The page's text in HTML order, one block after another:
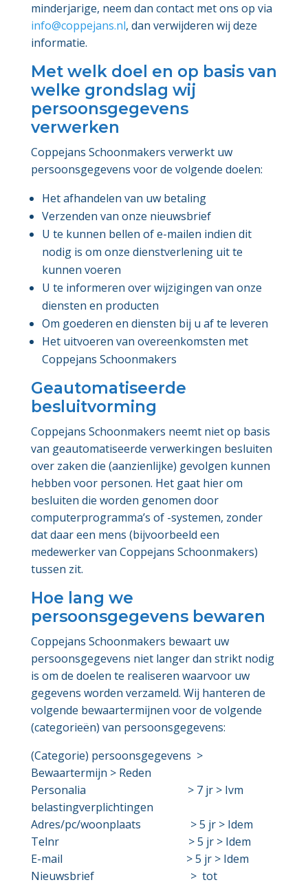
minderjarige, neem dan contact met ons op via
info@coppejans.nl, dan verwijderen wij deze
informatie.
Met welk doel en op basis van
welke grondslag wij
persoonsgegevens
verwerken
Coppejans Schoonmakers verwerkt uw
persoonsgegevens voor de volgende doelen:
Het afhandelen van uw betaling
Verzenden van onze nieuwsbrief
U te kunnen bellen of e-mailen indien dit
nodig is om onze dienstverlening uit te
kunnen voeren
U te informeren over wijzigingen van onze
diensten en producten
Om goederen en diensten bij u af te leveren
Het uitvoeren van overeenkomsten met
Coppejans Schoonmakers
Geautomatiseerde
besluitvorming
Coppejans Schoonmakers neemt niet op basis
van geautomatiseerde verwerkingen besluiten
over zaken die (aanzienlijke) gevolgen kunnen
hebben voor personen. Het gaat hier om
besluiten die worden genomen door
computerprogramma’s of -systemen, zonder
dat daar een mens (bijvoorbeeld een
medewerker van Coppejans Schoonmakers)
tussen zit.
Hoe lang we
persoonsgegevens bewaren
Coppejans Schoonmakers bewaart uw
persoonsgegevens niet langer dan strikt nodig
is om de doelen te realiseren waarvoor uw
gegevens worden verzameld. Wij hanteren de
volgende bewaartermijnen voor de volgende
(categorieën) van persoonsgegevens:
(Categorie) persoonsgegevens >
Bewaartermijn > Reden
Personalia > 7 jr > Ivm
belastingverplichtingen
Adres/pc/woonplaats > 5 jr > Idem
Telnr > 5 jr > Idem
E-mail > 5 jr > Idem
Nieuwsbrief > tot